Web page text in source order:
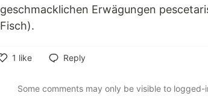
geschmacklichen Erwägungen
Fisch).
1 like
Reply
Some comments may only be visible to logged-